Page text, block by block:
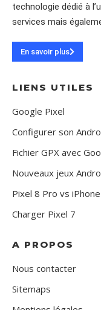
technologie dédié à
services mais
En savoir plus
LIENS UTILES
Google Pixel
Configurer son
Fichier GPX avec
Nouveaux jeux
Pixel 8 Pro vs
Charger Pixel 7
A PROPOS
Nous contacter
Sitemaps